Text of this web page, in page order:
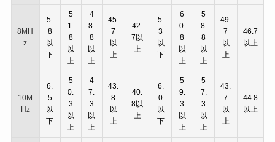
8MH
z
5.
8
以
下
5
1.
8
以
上
4
8.
8
以
上
45.
7
以
上
42.
7以
上
5.
3
以
下
6
0.
8
以
上
5
8.
8
以
上
49.
7
以
上
46.7
以上
10M
Hz
6.
5
以
下
5
0.
3
以
上
4
7.
3
以
上
43.
8
以
上
40.
8以
上
6.
0
以
下
5
9.
3
以
上
5
7.
3
以
上
43.
7
以
上
44.8
以上